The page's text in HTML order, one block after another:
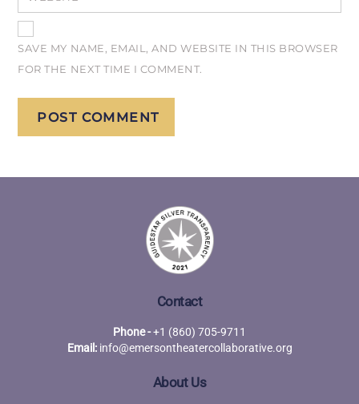
SAVE MY NAME, EMAIL, AND WEBSITE IN THIS BROWSER
FOR THE NEXT TIME I COMMENT.
Contact
Phone -+1 (860) 705-9711
Email:info@emersontheatercollaborative.org
About Us